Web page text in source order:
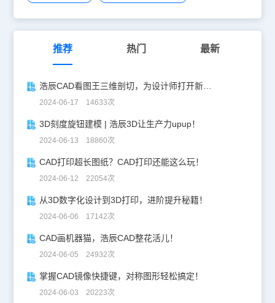
ext“——选择一个圆，回车——”p“——选择拉伸路径，也即所画的样
视角”shift“+鼠标中滚轮键观察所画的所有图。好啦，上面就是使用浩
学习后努力练习，早日掌握浩辰CAD吧。
推荐 热门 最新
浩辰CAD看图王三维剖切，为设计师打开新世界的大门！
2024-06-17 14633次
3D刻度旋钮建模 | 浩辰3D让生产力upup！
2024-06-13 18860次
CAD打印超长图纸？CAD打印还能这么玩！
2024-06-12 22054次
从3D数字化设计到3D打印，进阶提升秘籍！
2024-06-06 17142次
CAD画机器猫，浩辰CAD整花活儿！
2024-06-05 24932次
掌握CAD镜像快捷键，对称图形轻松搞定！
2024-06-03 20223次